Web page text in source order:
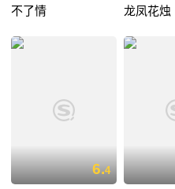
不了情 龙凤花烛
6.4